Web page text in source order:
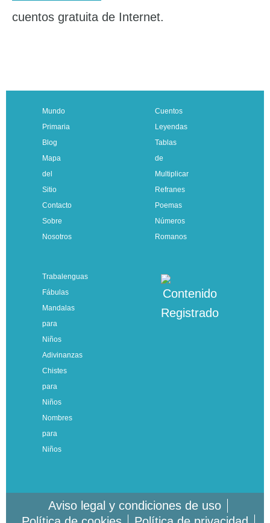
cuentos gratuita de Internet.
Mundo
Primaria
Blog
Mapa
del
Sitio
Contacto
Sobre
Nosotros
Cuentos
Leyendas
Tablas
de
Multiplicar
Refranes
Poemas
Números
Romanos
Trabalenguas
Fábulas
Mandalas
para
Niños
Adivinanzas
Chistes
para
Niños
Nombres
para
Niños
Aviso legal y condiciones de uso